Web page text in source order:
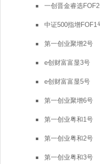
一创晋金睿选
中证500指增FOF1
第一创业聚增2号
e创财富富显3号
e创财富富显5号
第一创业聚增6号
第一创业粤和1号
第一创业粤和2号
第一创业粤和3号